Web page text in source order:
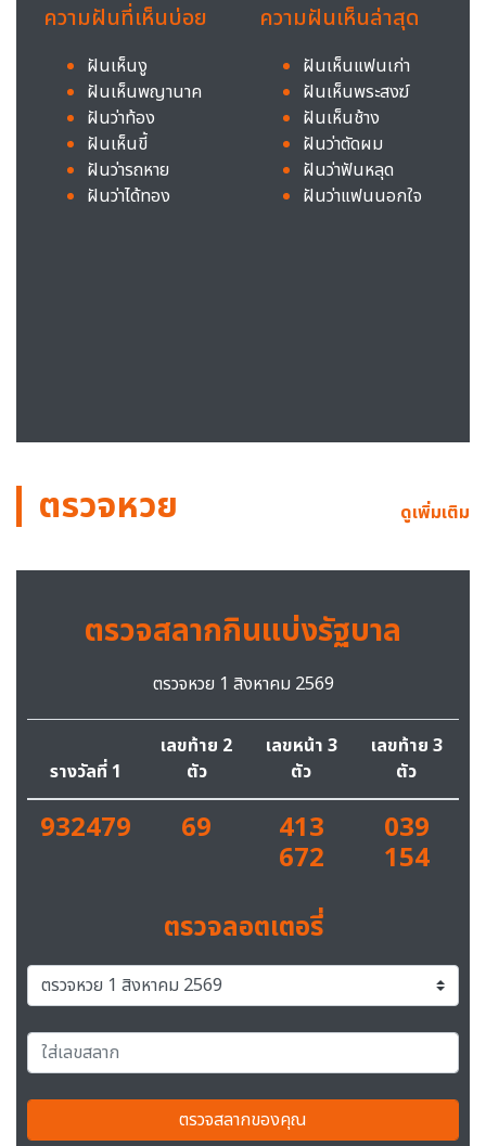
ความฝันที่เห็นบ่อย
ฝันเห็นงู
ฝันเห็นพญานาค
ฝันว่าท้อง
ฝันเห็นขี้
ฝันว่ารถหาย
ฝันว่าได้ทอง
ความฝันเห็นล่าสุด
ฝันเห็นแฟนเก่า
ฝันเห็นพระสงฆ์
ฝันเห็นช้าง
ฝันว่าตัดผม
ฝันว่าฟันหลุด
ฝันว่าแฟนนอกใจ
ตรวจหวย ดูเพิ่มเติม
ตรวจสลากกินแบ่งรัฐบาล
ตรวจหวย 1 สิงหาคม 2569
รางวัลที่ 1
เลขท้าย 2
ตัว
เลขหน้า 3
ตัว
เลขท้าย 3
ตัว
932479 69 413
672
039
154
ตรวจลอตเตอรี่
ตรวจสลากของคุณ